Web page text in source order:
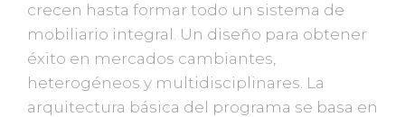
crecen hasta formar todo un sistema de
mobiliario integral. Un diseño para obtener
éxito en mercados cambiantes,
heterogéneos y multidisciplinares. La
arquitectura básica del programa se basa en